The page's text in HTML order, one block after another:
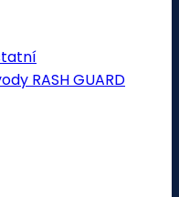
RASH GUARD